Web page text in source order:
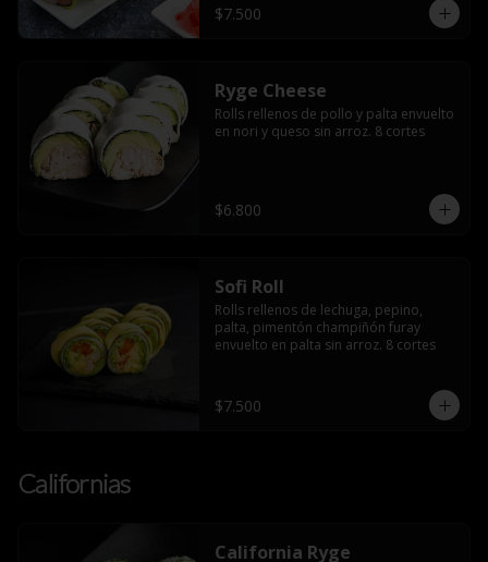
$7.500
Ryge Cheese
Rolls rellenos de pollo y palta envuelto
en nori y queso sin arroz. 8 cortes
$6.800
Sofi Roll
Rolls rellenos de lechuga, pepino,
palta, pimentón champiñón furay
envuelto en palta sin arroz. 8 cortes
$7.500
Californias
California Ryge